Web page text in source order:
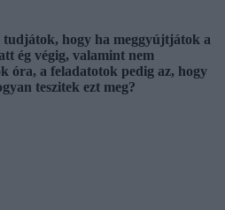
hogy ha meggyújtjátok a
ég végig, valamint nem
óra, a feladatotok pedig az, hogy
teszitek ezt meg?